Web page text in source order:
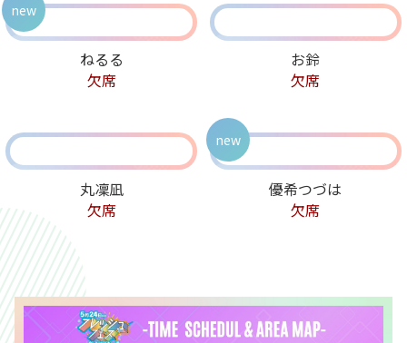
ねるる
欠席
new
お鈴
欠席
丸凜凪
欠席
優希つづは
欠席
new